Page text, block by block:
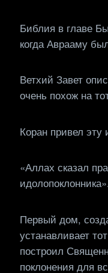
Библия в главе
когда Аврааму
Ветхий Завет
очень похож на
Коран привел
«Аллах сказал
Первый дом,
устанавливает
построил
поклонения для